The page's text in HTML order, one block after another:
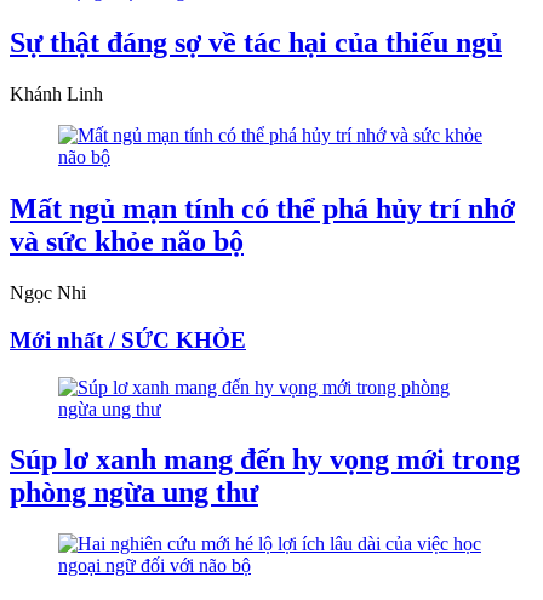
Sự thật đáng sợ về tác hại của thiếu ngủ
Khánh Linh
Mất ngủ mạn tính có thể phá hủy trí nhớ
và sức khỏe não bộ
Ngọc Nhi
Mới nhất / SỨC KHỎE
Súp lơ xanh mang đến hy vọng mới trong
phòng ngừa ung thư